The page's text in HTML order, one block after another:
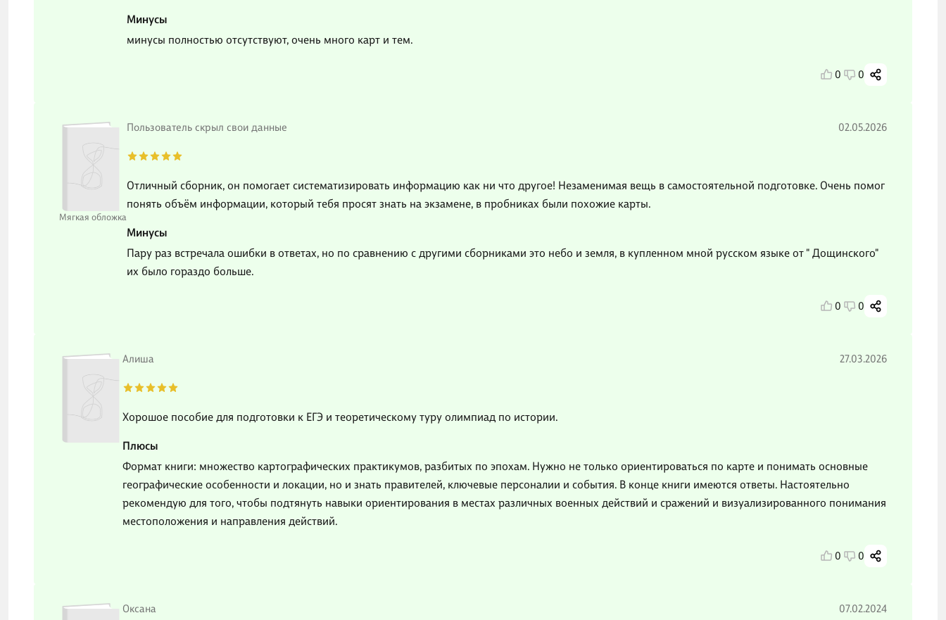
Минусы
минусы полностью отсутствуют, очень много карт и тем.
0 0
Мягкая обложка
Пользователь скрыл свои данные 02.05.2026
Отличный сборник, он помогает систематизировать информацию как ни что другое! Незаменимая вещь в самостоятельной подготовке. Очень помог
понять объём информации, который тебя просят знать на экзамене, в пробниках были похожие карты.
Минусы
Пару раз встречала ошибки в ответах, но по сравнению с другими сборниками это небо и земля, в купленном мной русском языке от " Дощинского"
их было гораздо больше.
0 0
Алиша 27.03.2026
Хорошое пособие для подготовки к ЕГЭ и теоретическому туру олимпиад по истории.
Плюсы
Формат книги: множество картографических практикумов, разбитых по эпохам. Нужно не только ориентироваться по карте и понимать основные
географические особенности и локации, но и знать правителей, ключевые персоналии и события. В конце книги имеются ответы. Настоятельно
рекомендую для того, чтобы подтянуть навыки ориентирования в местах различных военных действий и сражений и визуализированного понимания
местоположения и направления действий.
0 0
Оксана 07.02.2024